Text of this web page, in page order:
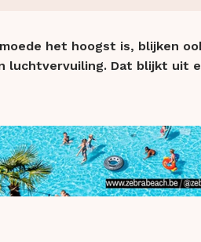
het hoogst is, blijken
luchtvervuiling. Dat blijkt uit